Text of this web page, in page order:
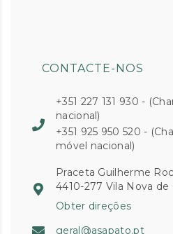
CONTACTE-NOS
+351 227 131 930 -
nacional)
+351 925 950 520 -
móvel nacional)
Praceta Guilherme
4410-277 Vila Nova de
Obter direções
geral@asapato.pt